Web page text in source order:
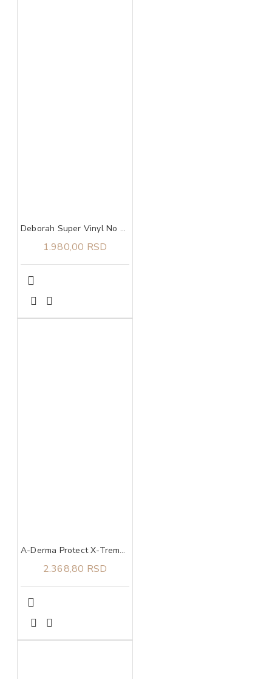
Deborah Super Vinyl No Transfer ruž za usne 06 Winery
1.980,00 RSD
A-Derma Protect X-Treme stik za zaštitu osetljive kože SPF 50+ 8 g
2.368,80 RSD